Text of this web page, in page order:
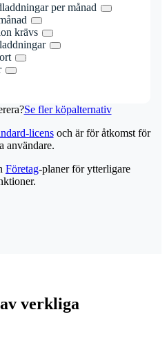
per månad
krävs
Se fler köpalternativ
licensoch är för åtkomst för
användare.
Företag-planer för ytterligare
verkliga